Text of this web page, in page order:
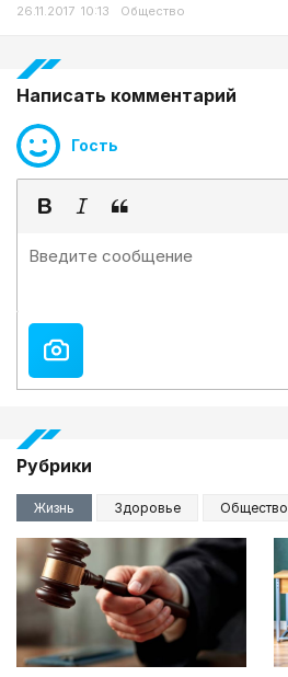
26.11.2017 10:13 Общество
Написать комментарий
Гость
Рубрики
Жизнь Здоровье Общество